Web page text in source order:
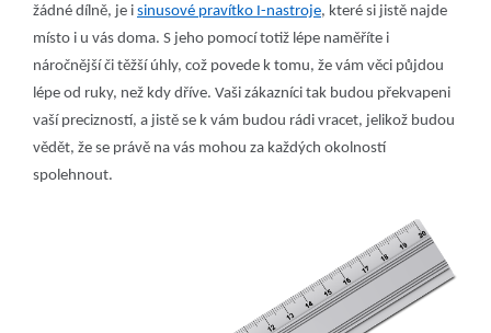
žádné dílně, je i sinusové pravítko I-nastroje, které si jistě najde
místo i u vás doma. S jeho pomocí totiž lépe naměříte i
náročnější či těžší úhly, což povede k tomu, že vám věci půjdou
lépe od ruky, než kdy dříve. Vaši zákazníci tak budou překvapeni
vaší precizností, a jistě se k vám budou rádi vracet, jelikož budou
vědět, že se právě na vás mohou za každých okolností
spolehnout.